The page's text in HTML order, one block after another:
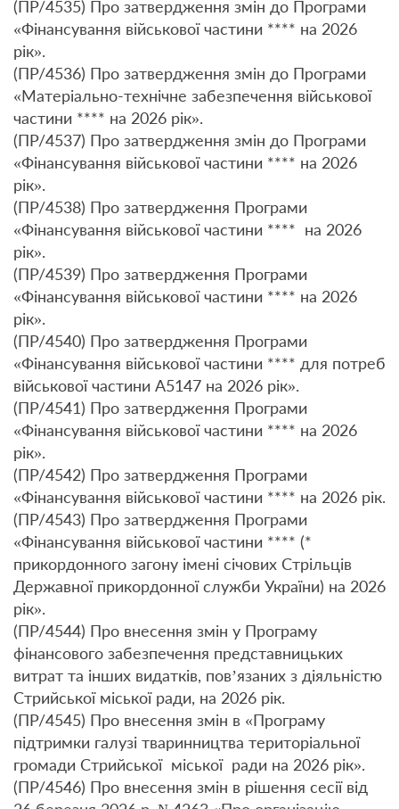
(ПР/4535) Про затвердження змін до Програми
«Фінансування військової частини **** на 2026
рік».
(ПР/4536) Про затвердження змін до Програми
«Матеріально-технічне забезпечення військової
частини **** на 2026 рік».
(ПР/4537) Про затвердження змін до Програми
«Фінансування військової частини **** на 2026
рік».
(ПР/4538) Про затвердження Програми
«Фінансування військової частини **** на 2026
рік».
(ПР/4539) Про затвердження Програми
«Фінансування військової частини **** на 2026
рік».
(ПР/4540) Про затвердження Програми
«Фінансування військової частини **** для потреб
військової частини А5147 на 2026 рік».
(ПР/4541) Про затвердження Програми
«Фінансування військової частини **** на 2026
рік».
(ПР/4542) Про затвердження Програми
«Фінансування військової частини **** на 2026 рік.
(ПР/4543) Про затвердження Програми
«Фінансування військової частини **** (*
прикордонного загону імені січових Стрільців
Державної прикордонної служби України) на 2026
рік».
(ПР/4544) Про внесення змін у Програму
фінансового забезпечення представницьких
витрат та інших видатків, пов’язаних з діяльністю
Стрийської міської ради, на 2026 рік.
(ПР/4545) Про внесення змін в «Програму
підтримки галузі тваринництва територіальної
громади Стрийської міської ради на 2026 рік».
(ПР/4546) Про внесення змін в рішення сесії від